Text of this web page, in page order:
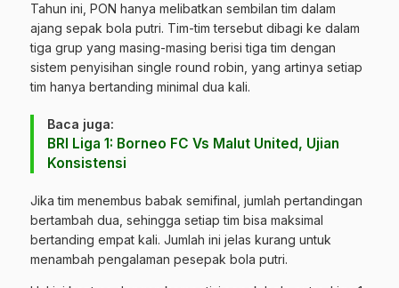
Tahun ini, PON hanya melibatkan sembilan tim dalam
ajang sepak bola putri. Tim-tim tersebut dibagi ke dalam
tiga grup yang masing-masing berisi tiga tim dengan
sistem penyisihan single round robin, yang artinya setiap
tim hanya bertanding minimal dua kali.
Baca juga:
BRI Liga 1: Borneo FC Vs Malut United, Ujian
Konsistensi
Jika tim menembus babak semifinal, jumlah pertandingan
bertambah dua, sehingga setiap tim bisa maksimal
bertanding empat kali. Jumlah ini jelas kurang untuk
menambah pengalaman pesepak bola putri.